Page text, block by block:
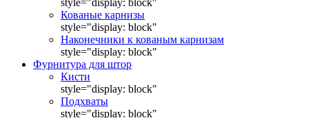
style="display: block"
Кованые карнизы
style="display: block"
Наконечники к кованым карнизам
style="display: block"
Фурнитура для штор
Кисти
style="display: block"
Подхваты
style="display: block"